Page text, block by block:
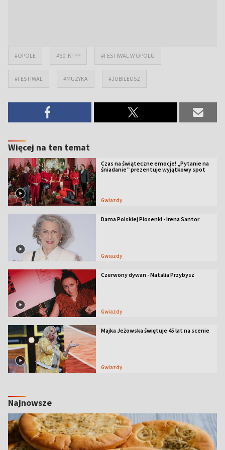
#OPOLE #60. KFPP #FESTIWAL W OPOLU
#FESTIWAL #MUZYKA #JUBILEUSZ
Więcej na ten temat
Czas na świąteczne emocje! „Pytanie na
śniadanie” prezentuje wyjątkowy spot
Gwiazdy
Dama Polskiej Piosenki - Irena Santor
Gwiazdy
Czerwony dywan - Natalia Przybysz
Gwiazdy
Majka Jeżowska świętuje 45 lat na scenie
Gwiazdy
Najnowsze